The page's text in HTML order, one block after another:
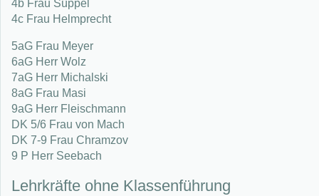
4b Frau Süppel
4c Frau Helmprecht
5aG Frau Meyer
6aG Herr Wolz
7aG Herr Michalski
8aG Frau Masi
9aG Herr Fleischmann
DK 5/6 Frau von Mach
DK 7-9 Frau Chramzov
9 P Herr Seebach
Lehrkräfte ohne Klassenführung